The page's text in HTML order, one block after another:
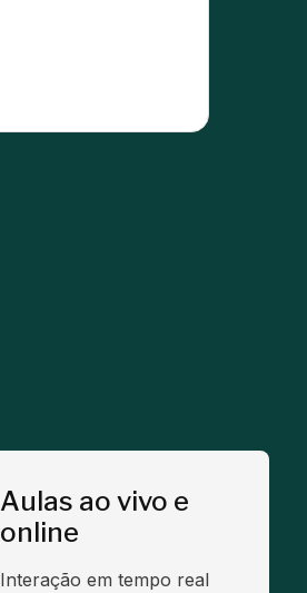
Aulas ao vivo e
online
Interação em tempo real